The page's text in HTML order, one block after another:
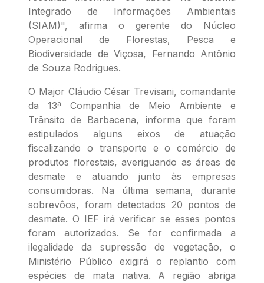
Integrado de Informações Ambientais
(SIAM)", afirma o gerente do Núcleo
Operacional de Florestas, Pesca e
Biodiversidade de Viçosa, Fernando Antônio
de Souza Rodrigues.
O Major Cláudio César Trevisani, comandante
da 13ª Companhia de Meio Ambiente e
Trânsito de Barbacena, informa que foram
estipulados alguns eixos de atuação
fiscalizando o transporte e o comércio de
produtos florestais, averiguando as áreas de
desmate e atuando junto às empresas
consumidoras. Na última semana, durante
sobrevôos, foram detectados 20 pontos de
desmate. O IEF irá verificar se esses pontos
foram autorizados. Se for confirmada a
ilegalidade da supressão de vegetação, o
Ministério Público exigirá o replantio com
espécies de mata nativa. A região abriga